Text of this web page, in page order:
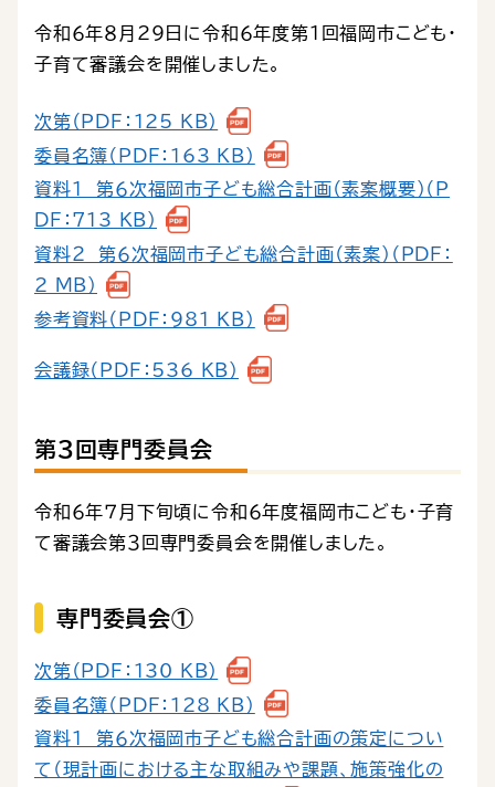
令和６年８月29日に令和６年度第１回福岡市こども・
子育て審議会を開催しました。
次第（PDF：125 KB）
委員名簿（PDF：163 KB）
資料１ 第６次福岡市子ども総合計画（素案概要）（P
DF：713 KB）
資料２ 第６次福岡市子ども総合計画（素案）（PDF：
2 MB）
参考資料（PDF：981 KB）
会議録（PDF：536 KB）
第３回専門委員会
令和６年７月下旬頃に令和６年度福岡市こども・子育
て審議会第３回専門委員会を開催しました。
専門委員会①
次第（PDF：130 KB）
委員名簿（PDF：128 KB）
資料１ 第６次福岡市子ども総合計画の策定につい
て（現計画における主な取組みや課題、施策強化の